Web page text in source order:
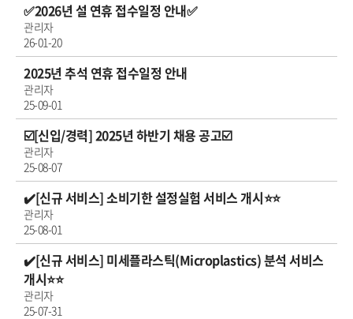
✅2026년 설 연휴 접수일정 안내✅
관리자
26-01-20
2025년 추석 연휴 접수일정 안내
관리자
25-09-01
☑️[신입/경력] 2025년 하반기 채용 공고☑️
관리자
25-08-07
✔️[신규 서비스] 소비기한 설정실험 서비스 개시⭐⭐
관리자
25-08-01
✔️[신규 서비스] 미세플라스틱(Microplastics) 분석 서비스
개시⭐⭐
관리자
25-07-31